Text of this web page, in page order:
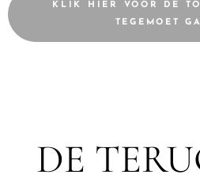
KLIK HIER VOOR DE
TEGEMOET
DE